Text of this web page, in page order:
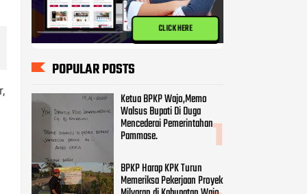
BPKP Harap KPK Turun
Memeriksa Pekerjaan Proyek
Milyaran di Kabupatan Wajo
Kasus Pembangunan Pasar
Tempe Ditangani Polda,
Diduga 8 Orang Terpanggil
Rapat Evaluasi Pelaksanaan
Gogus Tugas Percepatan
Penanganan Covid 19 Kab
Wajo